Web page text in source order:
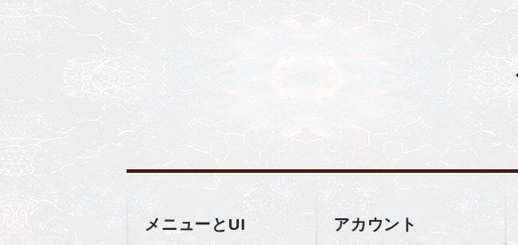
メニューとUI アカウント